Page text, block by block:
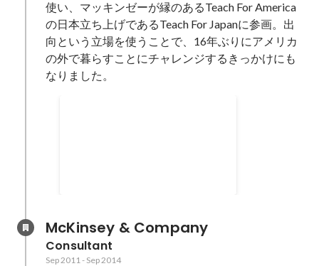
使い、マッキンゼーが縁のあるTeach For America
の日本立ち上げであるTeach For Japanに参画。出
向という立場を使うことで、16年ぶりにアメリカ
の外で暮らすことにチャレンジするきっかけにも
なりました。
McKinsey & Company
Consultant
Sep 2011 - Sep 2014